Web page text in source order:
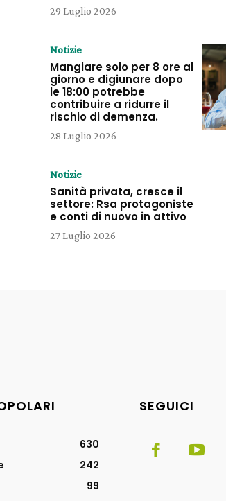
29 Luglio 2026
Notizie
Mangiare solo per 8 ore al
giorno e digiunare dopo
le 18:00 potrebbe
contribuire a ridurre il
rischio di demenza.
28 Luglio 2026
Notizie
Sanità privata, cresce il
settore: Rsa protagoniste
e conti di nuovo in attivo
27 Luglio 2026
630
242
99
SEGUICI